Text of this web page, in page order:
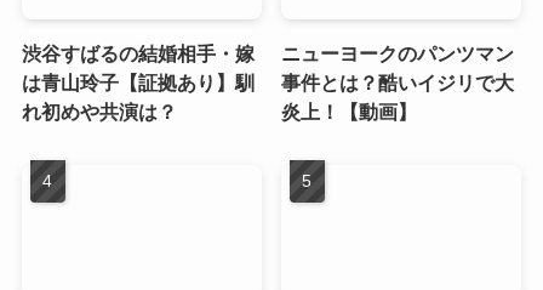
渋谷すばるの結婚相手・嫁
は青山玲子【証拠あり】馴
れ初めや共演は？
ニューヨークのパンツマン
事件とは？酷いイジリで大
炎上！【動画】